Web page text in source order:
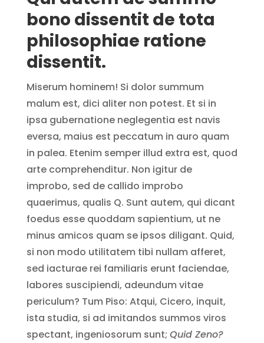
bono dissentit de tota
philosophiae ratione
dissentit.
Miserum hominem! Si dolor summum
malum est, dici aliter non potest. Et si in
ipsa gubernatione neglegentia est navis
eversa, maius est peccatum in auro quam
in palea. Etenim semper illud extra est, quod
arte comprehenditur. Non igitur de
improbo, sed de callido improbo
quaerimus, qualis Q. Sunt autem, qui dicant
foedus esse quoddam sapientium, ut ne
minus amicos quam se ipsos diligant. Quid,
si non modo utilitatem tibi nullam afferet,
sed iacturae rei familiaris erunt faciendae,
labores suscipiendi, adeundum vitae
periculum? Tum Piso: Atqui, Cicero, inquit,
ista studia, si ad imitandos summos viros
spectant, ingeniosorum sunt; Quid Zeno?